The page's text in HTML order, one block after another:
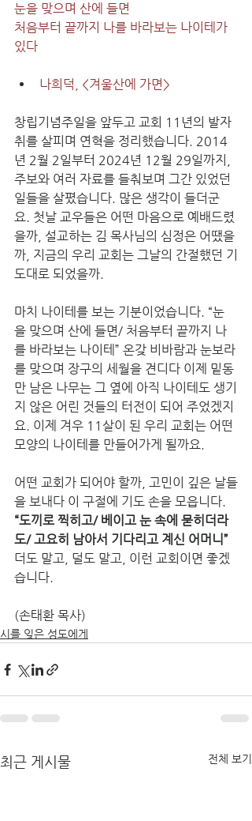
눈을 맞으며 산에 들면
처음부터 끝까지 나를 바라보는 나이테가
있다
나희덕, <겨울산에 가면>
창립기념주일을 앞두고 교회 11년의 발자
취를 살피며 연혁을 정리했습니다. 2014
년 2월 2일부터 2024년 12월 29일까지,
주보와 여러 자료를 들춰보며 그간 있었던
일들을 살폈습니다. 많은 생각이 들더군
요. 첫날 교우들은 어떤 마음으로 예배드렸
을까, 설교하는 김 목사님의 심정은 어땠을
까, 지금의 우리 교회는 그날의 간절했던 기
도대로 되었을까.
마치 나이테를 보는 기분이었습니다. “눈
을 맞으며 산에 들면/ 처음부터 끝까지 나
를 바라보는 나이테” 온갖 비바람과 눈보라
를 맞으며 장구의 세월을 견디다 이제 밑동
만 남은 나무는 그 옆에 아직 나이테도 생기
지 않은 어린 것들의 터전이 되어 주었겠지
요. 이제 겨우 11살이 된 우리 교회는 어떤
모양의 나이테를 만들어가게 될까요.
어떤 교회가 되어야 할까, 고민이 깊은 날들
을 보내다 이 구절에 기도 손을 모읍니다.
“도끼로 찍히고/ 베이고 눈 속에 묻히더라
도/ 고요히 남아서 기다리고 계신 어머니”
더도 말고, 덜도 말고, 이런 교회이면 좋겠
습니다.
(손태환 목사)
시를 잊은 성도에게
최근 게시물 전체 보기